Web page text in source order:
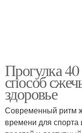
Прогулка
способ
здоровье
Современный ритм
времени для спорта